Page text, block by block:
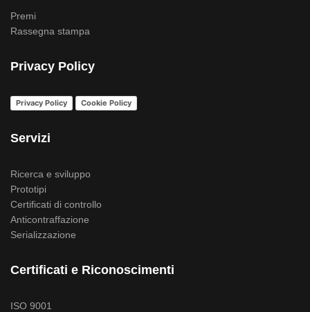
Premi
Rassegna stampa
Privacy Policy
Privacy Policy Cookie Policy
Servizi
Ricerca e sviluppo
Prototipi
Certificati di controllo
Anticontraffazione
Serializzazione
Certificati e Riconoscimenti
ISO 9001